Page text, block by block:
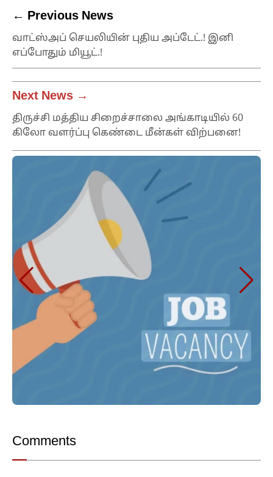
← Previous News
வாட்ஸ்அப் செயலியின் புதிய அப்டேட்.! இனி
எப்போதும் மியூட்.!
Next News →
திருச்சி மத்திய சிறைச்சாலை அங்காடியில் 60
கிலோ வளர்ப்பு கெண்டை மீன்கள் விற்பனை!
Comments